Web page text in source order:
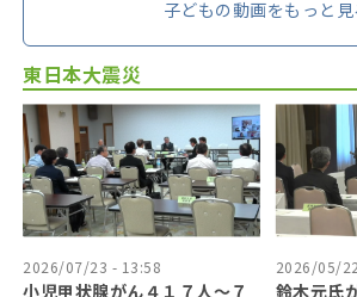
子どもの動画をもっと見
東日本大震災
2026/07/23 - 13:58
小児甲状腺がん４１７人〜７
2026/05/
鈴木元氏